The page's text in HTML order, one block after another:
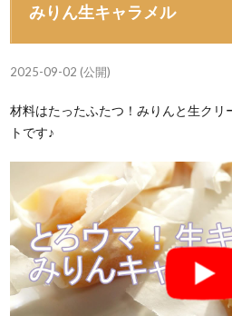
みりん生キャラメル
2025-09-02 (公開)
材料はたったふたつ！みりんと生クリ
トです♪